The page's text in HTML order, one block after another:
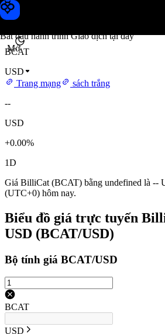
Bắt đầu hành trình Giao dịch tại đây
Mở
Giá BilliCat
BCAT
USD
Trang mạng
sách trắng
--
USD
+0.00%
1D
Giá BilliCat (BCAT) bằng undefined là --
(UTC+0) hôm nay.
Biểu đồ giá trực tuyến
USD (BCAT/USD)
Bộ tính giá BCAT/USD
BCAT
USD